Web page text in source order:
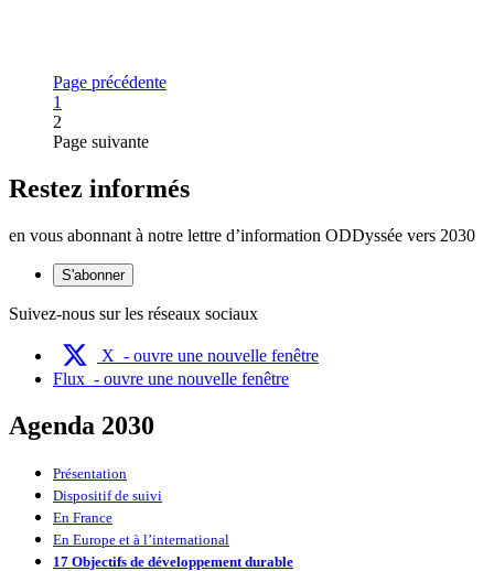
Page précédente
Page
1
2
Page suivante
Restez informés
en vous abonnant à notre lettre d’information ODDyssée vers 2030
S'abonner
Suivez-nous sur les réseaux sociaux
X - ouvre une nouvelle fenêtre
Flux - ouvre une nouvelle fenêtre
Agenda 2030
Présentation
Dispositif de suivi
En France
En Europe et à l’international
17 Objectifs de développement durable